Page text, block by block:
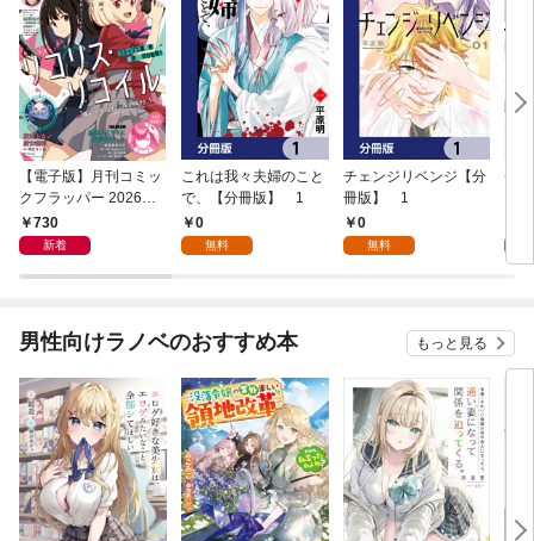
【電子版】月刊コミッ
クフラッパー 2026年9
月号730
新着
これは我々夫婦のこと
で、【分冊版】 1
0
無料
チェンジリベンジ【分
冊版】 1
0
無料
チ
男性向けラノベのおすすめ本 もっと見る